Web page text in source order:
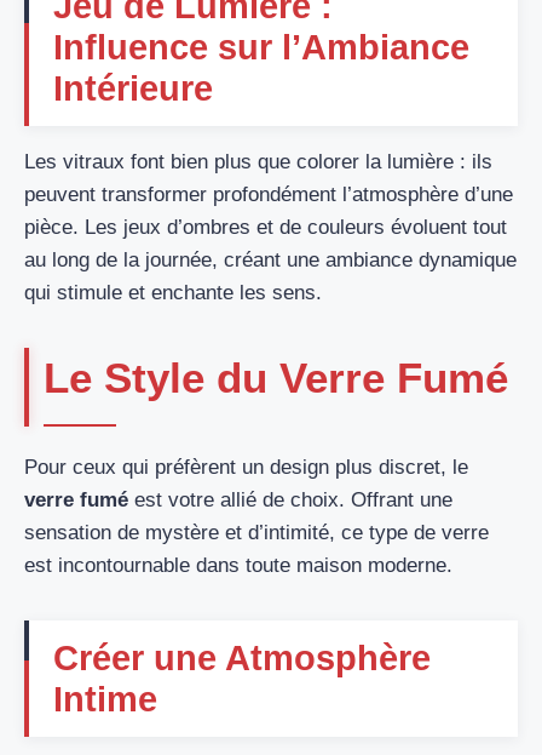
Influence sur l’Ambiance
Intérieure
Les vitraux font bien plus que colorer la lumière : ils
peuvent transformer profondément l’atmosphère d’une
pièce. Les jeux d’ombres et de couleurs évoluent tout
au long de la journée, créant une ambiance dynamique
qui stimule et enchante les sens.
Le Style du Verre Fumé
Pour ceux qui préfèrent un design plus discret, le
verre fumé est votre allié de choix. Offrant une
sensation de mystère et d’intimité, ce type de verre
est incontournable dans toute maison moderne.
Créer une Atmosphère
Intime